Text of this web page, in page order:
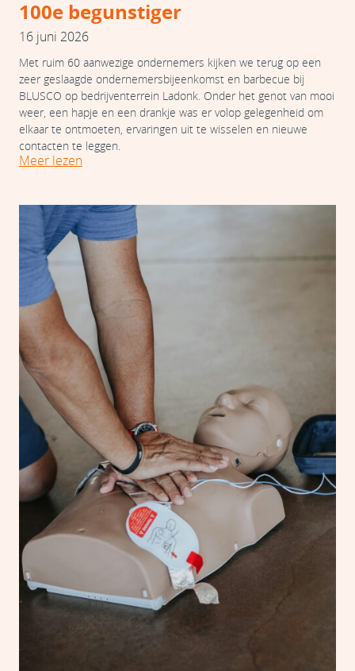
100e begunstiger
16 juni 2026
Met ruim 60 aanwezige ondernemers kijken we terug op een
zeer geslaagde ondernemersbijeenkomst en barbecue bij
BLUSCO op bedrijventerrein Ladonk. Onder het genot van mooi
weer, een hapje en een drankje was er volop gelegenheid om
elkaar te ontmoeten, ervaringen uit te wisselen en nieuwe
contacten te leggen.
Meer lezen